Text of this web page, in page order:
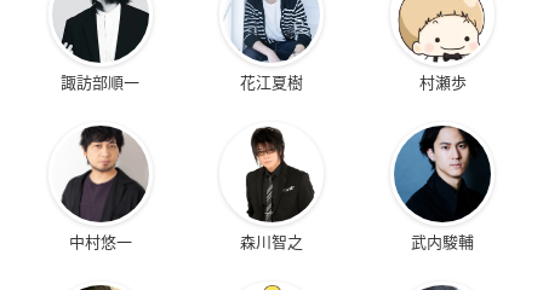
諏訪部順一 花江夏樹 村瀬歩
中村悠一 森川智之 武内駿輔